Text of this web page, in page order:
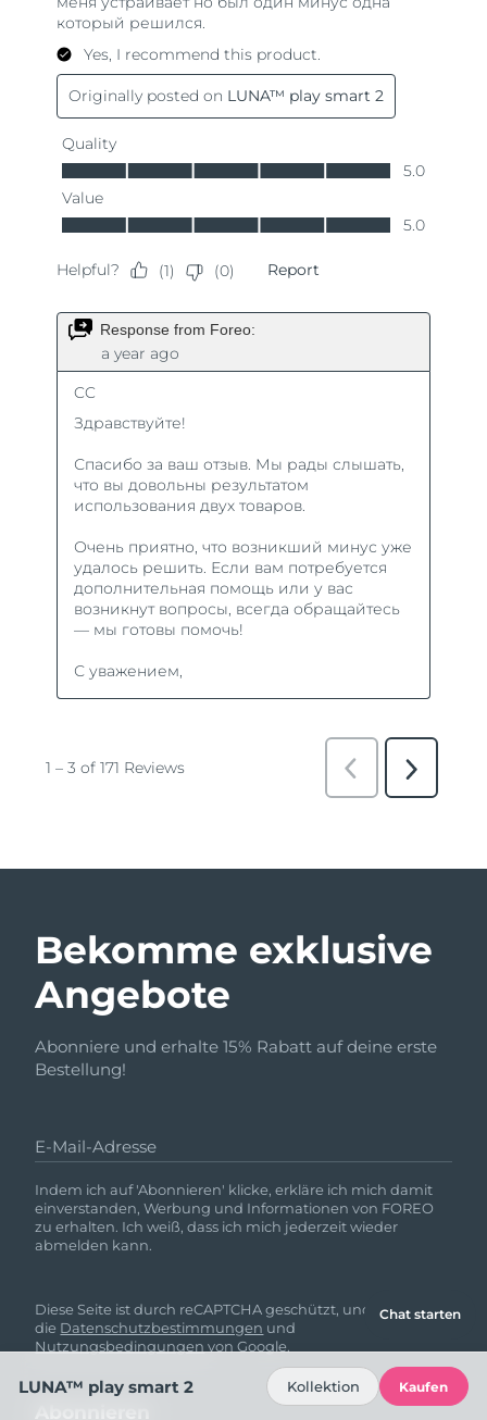
Bekomme exklusive
Angebote
Abonniere und erhalte 15% Rabatt auf deine erste
Bestellung!
E-Mail-Adresse
Indem ich auf 'Abonnieren' klicke, erkläre ich mich damit
einverstanden, Werbung und Informationen von FOREO
zu erhalten. Ich weiß, dass ich mich jederzeit wieder
abmelden kann.
Diese Seite ist durch reCAPTCHA geschützt, und es gelten
die Datenschutzbestimmungen und
Nutzungsbedingungen von Google.
Chat starten
LUNA™ play smart 2 Kollektion Kaufen